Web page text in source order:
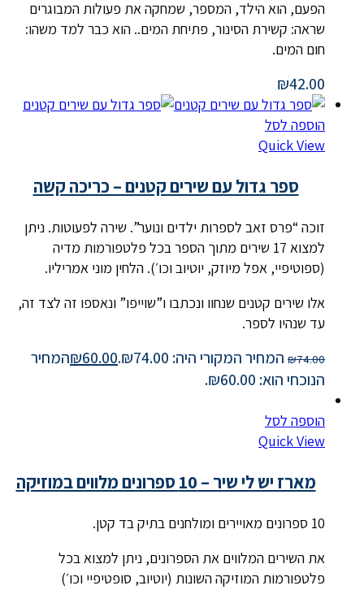
הפעם, הוא הילד, המספר, שמחקה את פעולות המבוגרים
שראה: קשירת הסינור, פתיחת המים.. הוא כבר למד משהו:
חום המים.
₪42.00
הוספה לסל
Quick View
ספר גדול עם שירים קטנים – כריכה קשה
זוכה “פרס זאב לספרות ילדים ונוער”. שירה לפעוטות. ניתן
למצוא 17 שירים מתוך הספר בכל פלטפורמות מדיה
(ספוטיפיי, אפל מיוזק, יוטיוב וכו׳). הלחין מוני אמריליו.
אלו שירים קטנים שנחוו ונכתבו ו”שוייפו” ונאספו זה לצד זה,
עד שנהיו לספר.
₪74.00 המחיר המקורי היה: ₪74.00. ₪60.00
המחיר
הנוכחי הוא: ₪60.00.
הוספה לסל
Quick View
מארז יש לי שיר – 10 ספרונים מלווים במוזיקה
10 ספרונים מאויירים ומולחנים בתיק בד קטן.
את השירים המלווים את הספרונים, ניתן למצוא בכל
פלטפורמות המוזיקה השונות (יוטיוב, סופטיפיי וכו׳)